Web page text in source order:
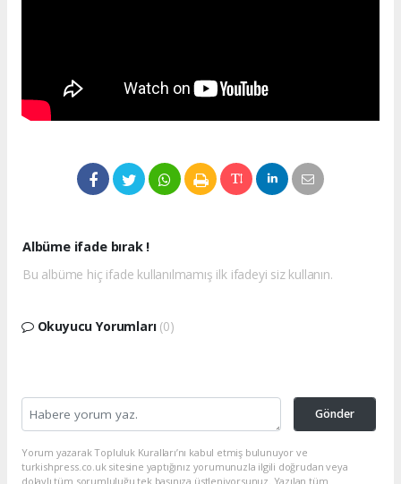
Albüme ifade bırak !
Bu albüme hiç ifade kullanılmamış ilk ifadeyi siz kullanın.
Okuyucu Yorumları (0)
Gönder
Yorum yazarak Topluluk Kuralları’nı kabul etmiş bulunuyor ve
turkishpress.co.uk sitesine yaptığınız yorumunuzla ilgili doğrudan veya
dolaylı tüm sorumluluğu tek başınıza üstleniyorsunuz. Yazılan tüm